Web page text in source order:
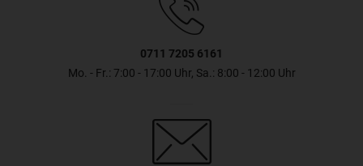
0711 7205 6161
Mo. - Fr.: 7:00 - 17:00 Uhr, Sa.: 8:00 - 12:00 Uhr